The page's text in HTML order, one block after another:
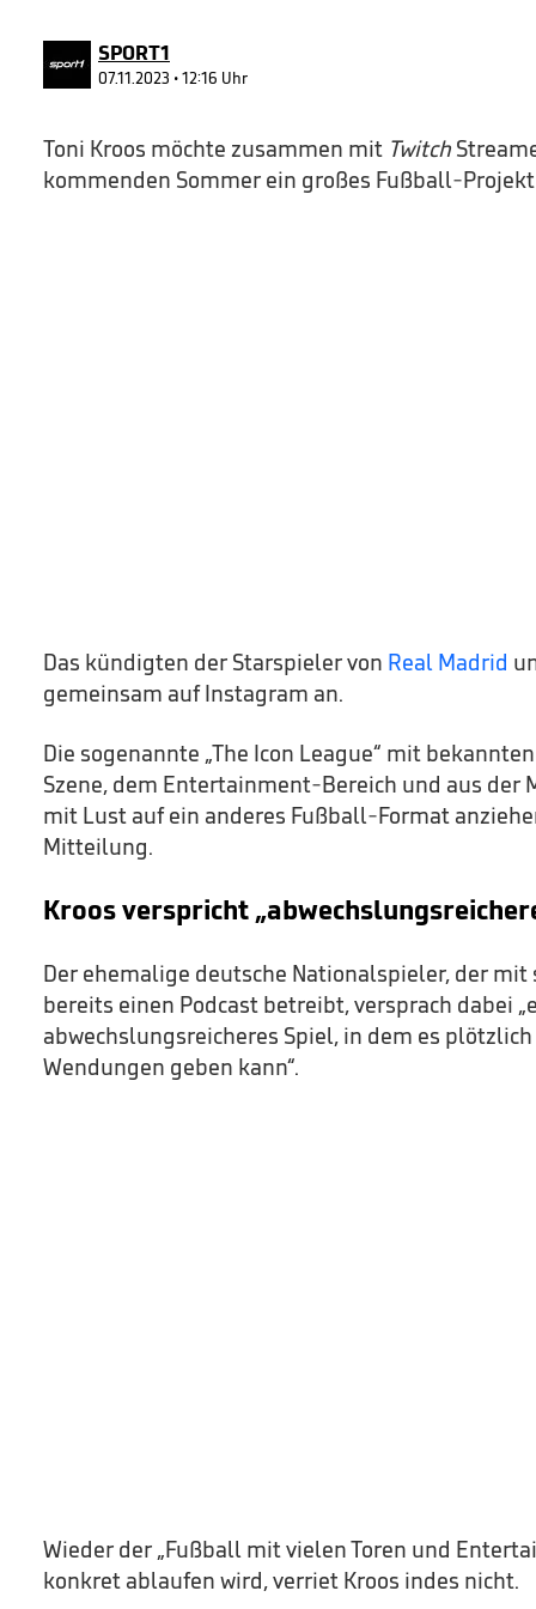
SPORT1
07.11.2023 • 12:16 Uhr
Toni Kroos möchte zusammen mit Twitch
kommenden Sommer ein großes Fußball-
Das kündigten der Starspieler von Real Madrid
gemeinsam auf Instagram an.
Die sogenannte „The Icon League“ mit
Szene, dem Entertainment-Bereich und aus der
mit Lust auf ein anderes Fußball-Format
Mitteilung.
Kroos verspricht
Der ehemalige deutsche Nationalspieler, der mit
bereits einen Podcast betreibt, versprach dabei
abwechslungsreicheres Spiel, in dem es
Wendungen geben kann“.
Wieder der „Fußball mit vielen Toren und
konkret ablaufen wird, verriet Kroos indes nicht.